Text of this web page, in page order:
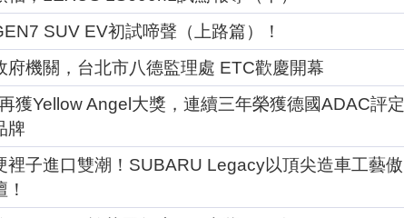
SUV EV初試啼聲（上路篇）！
府機關，台北市八德監理處 ETC歡慶開幕
獲Yellow Angel大獎，連續三年榮獲德國ADAC評定
牌
裡子進口雙潮！SUBARU Legacy以頂尖造車工藝傲